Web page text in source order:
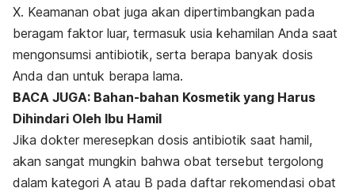
X. Keamanan obat juga akan dipertimbangkan pada
beragam faktor luar, termasuk usia kehamilan Anda saat
mengonsumsi antibiotik, serta berapa banyak dosis
Anda dan untuk berapa lama.
BACA JUGA: Bahan-bahan Kosmetik yang Harus
Dihindari Oleh Ibu Hamil
Jika dokter meresepkan dosis antibiotik saat hamil,
akan sangat mungkin bahwa obat tersebut tergolong
dalam kategori A atau B pada daftar rekomendasi obat